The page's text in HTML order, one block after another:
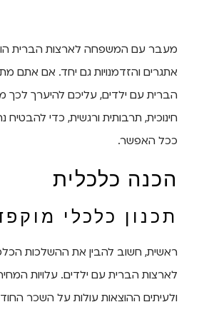
מעבר עם המשפחה לארצות הברית
אתגרים והזדמנויות גם יחד. אם אתם
הברית עם ילדים, עליכם להיערך לכך
חינוכית, תרבותית ורגשית, כדי להבטיח
ככל האפשר.
הכנה כלכלית
תכנון כלכלי
ראשית, חשוב להבין את ההשלכות
לארצות הברית עם ילדים. עלויות
ולעיתים ההוצאות עולות על השכר